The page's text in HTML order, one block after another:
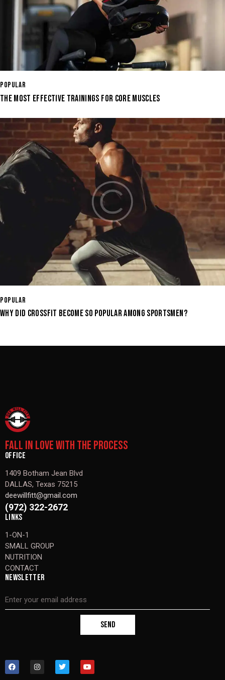
POPULAR
THE MOST EFFECTIVE TRAININGS FOR CORE MUSCLES
POPULAR
WHY DID CROSSFIT BECOME SO POPULAR AMONG SPORTSMEN?
FALL IN LOVE WITH THE PROCESS
OFFICE
1409 Botham Jean Blvd
DALLAS, Texas 75215
deewillfitt@gmail.com
(972) 322-2672
LINKS
1-ON-1
SMALL GROUP
NUTRITION
CONTACT
NEWSLETTER
SEND